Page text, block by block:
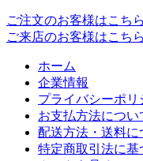
ご注文のお客様はこちら
ご来店のお客様はこちら
ホーム
企業情報
プライバシーポリ
お支払方法につい
配送方法・送料に
特定商取引法に基